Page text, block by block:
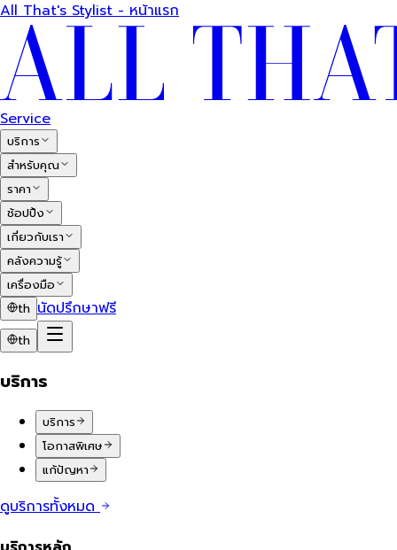
All That's Stylist - หน้าแรก
Service
บริการ
สำหรับคุณ
ราคา
ช้อปปิ้ง
เกี่ยวกับเรา
คลังความรู้
เครื่องมือ
th นัดปรึกษาฟรี
th
บริการ
บริการ
โอกาสพิเศษ
แก้ปัญหา
ดูบริการทั้งหมด